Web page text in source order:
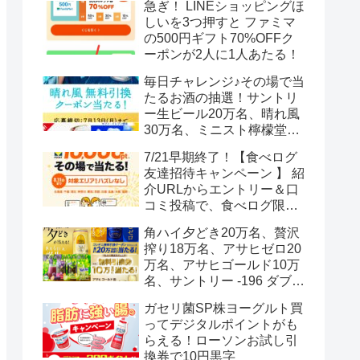
急ぎ！ LINEショッピングほ
しいを3つ押すと ファミマ
の500円ギフト70%OFFク
ーポンが2人に1人あたる！
毎日チャレンジ♪その場で当
たるお酒の抽選！サントリ
ー生ビール20万名、晴れ風
30万名、ミニスト檸檬堂2
ボール12.3万名
7/21早期終了！【食べログ
友達招待キャンペーン 】 紹
介URLからエントリー＆口
コミ投稿で、食べログ限定
トがもらえる
角ハイ夕どき20万名、贅沢
搾り18万名、アサヒゼロ20
万名、アサヒゴールド10万
名、サントリー -196 ダブル
ガセリ菌SP株ヨーグルト買
ってデジタルポイントがも
らえる！ローソンお試し引
換券で10円黒字